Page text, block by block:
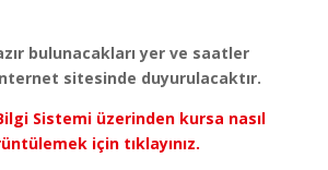
bulunacakları yer ve saatler
sitesinde duyurulacaktır.
Sistemi üzerinden kursa nasıl
için tıklayınız.